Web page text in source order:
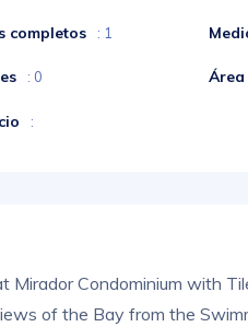
completos : 1
: 0
:
Mirador Condominium with
of the Bay from the